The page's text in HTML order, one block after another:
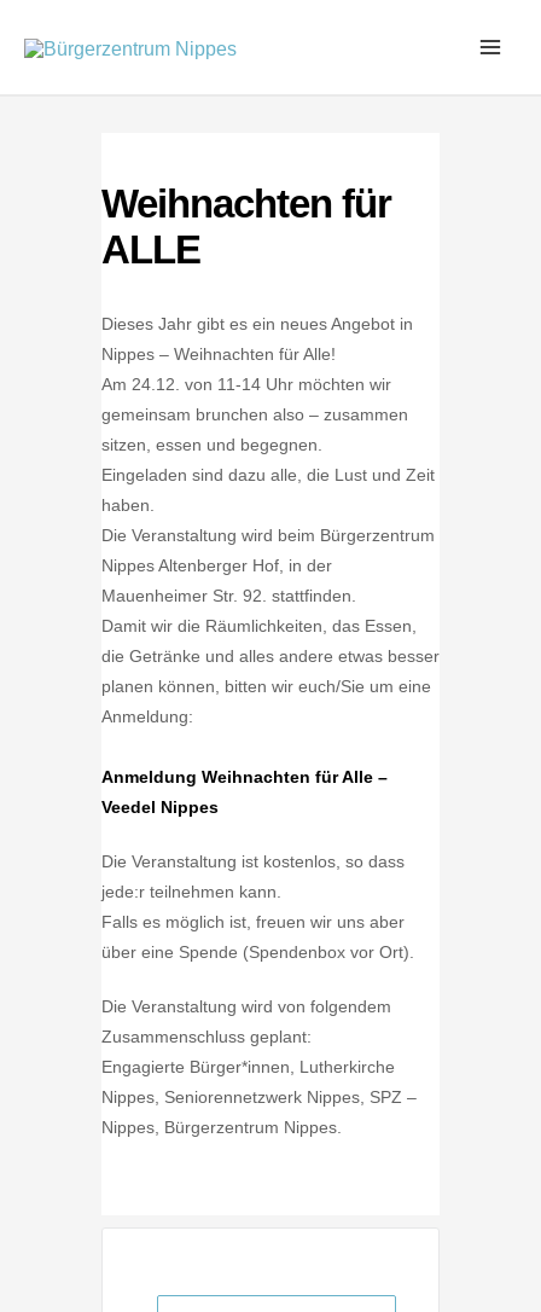
Inhalt
Weihnachten für
ALLE
Dieses Jahr gibt es ein neues Angebot in
Nippes – Weihnachten für Alle!
Am 24.12. von 11-14 Uhr möchten wir
gemeinsam brunchen also – zusammen
sitzen, essen und begegnen.
Eingeladen sind dazu alle, die Lust und Zeit
haben.
Die Veranstaltung wird beim Bürgerzentrum
Nippes Altenberger Hof, in der
Mauenheimer Str. 92. stattfinden.
Damit wir die Räumlichkeiten, das Essen,
die Getränke und alles andere etwas besser
planen können, bitten wir euch/Sie um eine
Anmeldung:
Anmeldung Weihnachten für Alle –
Veedel Nippes
Die Veranstaltung ist kostenlos, so dass
jede:r teilnehmen kann.
Falls es möglich ist, freuen wir uns aber
über eine Spende (Spendenbox vor Ort).
Die Veranstaltung wird von folgendem
Zusammenschluss geplant:
Engagierte Bürger*innen, Lutherkirche
Nippes, Seniorennetzwerk Nippes, SPZ –
Nippes, Bürgerzentrum Nippes.